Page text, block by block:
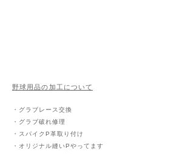
野球用品の加工について
・グラブレース交換
・グラブ破れ修理
・スパイクP革取り付け
・オリジナル縫いPやってます